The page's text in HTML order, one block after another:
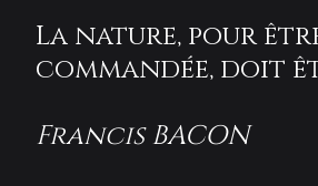
La nature, pour
commandée, doit
Francis BACON